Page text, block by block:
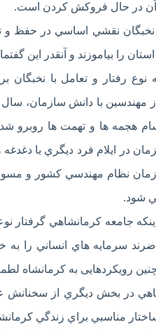
آن در حال فروكش كردن است.
نقشي اساسي در حفظ و
را بیاموزند و آنقدر اين
نوع رفتار و تعامل با
مهندسين با دانش سازمان،
هجمه ها و تهمت ها روبرو
در ايلام فرد ديگري با
نظام مهندسي كشور و
شود.
اينكه جامعه كرمانشاهي
سرمايه هاي انساني را
چنین رویکردهایی به کرمانشاه
در بخش ديگري از سخنانش
مناسبي براي زندگي